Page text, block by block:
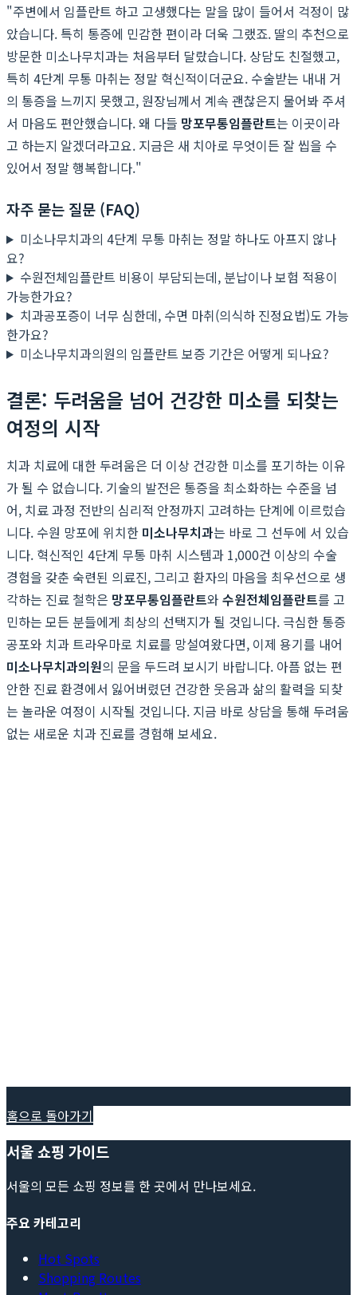
"주변에서 임플란트 하고 고생했다는 말을 많이 들어서 걱정이 많
았습니다. 특히 통증에 민감한 편이라 더욱 그랬죠. 딸의 추천으로
방문한 미소나무치과는 처음부터 달랐습니다. 상담도 친절했고,
특히 4단계 무통 마취는 정말 혁신적이더군요. 수술받는 내내 거
의 통증을 느끼지 못했고, 원장님께서 계속 괜찮은지 물어봐 주셔
서 마음도 편안했습니다. 왜 다들 망포무통임플란트는 이곳이라
고 하는지 알겠더라고요. 지금은 새 치아로 무엇이든 잘 씹을 수
있어서 정말 행복합니다."
자주 묻는 질문 (FAQ)
미소나무치과의 4단계 무통 마취는 정말 하나도 아프지 않나
요?
수원전체임플란트 비용이 부담되는데, 분납이나 보험 적용이
가능한가요?
치과공포증이 너무 심한데, 수면 마취(의식하 진정요법)도 가능
한가요?
미소나무치과의원의 임플란트 보증 기간은 어떻게 되나요?
결론: 두려움을 넘어 건강한 미소를 되찾는
여정의 시작
치과 치료에 대한 두려움은 더 이상 건강한 미소를 포기하는 이유
가 될 수 없습니다. 기술의 발전은 통증을 최소화하는 수준을 넘
어, 치료 과정 전반의 심리적 안정까지 고려하는 단계에 이르렀습
니다. 수원 망포에 위치한 미소나무치과는 바로 그 선두에 서 있습
니다. 혁신적인 4단계 무통 마취 시스템과 1,000건 이상의 수술
경험을 갖춘 숙련된 의료진, 그리고 환자의 마음을 최우선으로 생
각하는 진료 철학은 망포무통임플란트와 수원전체임플란트를 고
민하는 모든 분들에게 최상의 선택지가 될 것입니다. 극심한 통증
공포와 치과 트라우마로 치료를 망설여왔다면, 이제 용기를 내어
미소나무치과의원의 문을 두드려 보시기 바랍니다. 아픔 없는 편
안한 진료 환경에서 잃어버렸던 건강한 웃음과 삶의 활력을 되찾
는 놀라운 여정이 시작될 것입니다. 지금 바로 상담을 통해 두려움
없는 새로운 치과 진료를 경험해 보세요.
홈으로 돌아가기
서울 쇼핑 가이드
서울의 모든 쇼핑 정보를 한 곳에서 만나보세요.
주요 카테고리
Hot Spots
Shopping Routes